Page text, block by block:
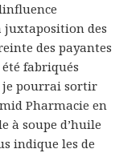
juxtaposition des
des payantes
fabriqués
je pourrai sortir
Pharmacie en
à soupe d’huile
indique les de